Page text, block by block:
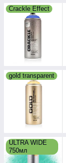
Crackle Effect
gold transparent
ULTRA WIDE
750мл